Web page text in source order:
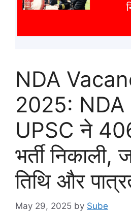
NDA
2025: NDA
UPSC ने
भर्ती
तिथि और
May 29, 2025 by Sube